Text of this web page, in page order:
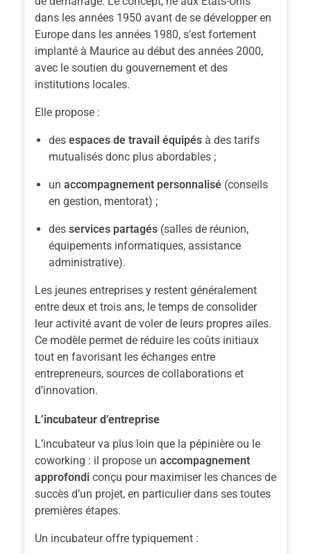
dans les années 1950 avant de se développer en
Europe dans les années 1980, s’est fortement
implanté à Maurice au début des années 2000,
avec le soutien du gouvernement et des
institutions locales.
Elle propose :
des espaces de travail équipés à des tarifs
mutualisés donc plus abordables ;
un accompagnement personnalisé (conseils
en gestion, mentorat) ;
des services partagés (salles de réunion,
équipements informatiques, assistance
administrative).
Les jeunes entreprises y restent généralement
entre deux et trois ans, le temps de consolider
leur activité avant de voler de leurs propres ailes.
Ce modèle permet de réduire les coûts initiaux
tout en favorisant les échanges entre
entrepreneurs, sources de collaborations et
d’innovation.
L’incubateur d’entreprise
L’incubateur va plus loin que la pépinière ou le
coworking : il propose un accompagnement
approfondi conçu pour maximiser les chances de
succès d’un projet, en particulier dans ses toutes
premières étapes.
Un incubateur offre typiquement :